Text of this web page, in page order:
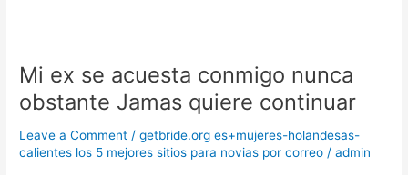
Mi ex se acuesta conmigo nunca
obstante Jamas quiere continuar
Leave a Comment /getbride.org es+mujeres-holandesas-
calientes los 5 mejores sitios para novias por correo /admin
Mi
se
acuesta
conmigo